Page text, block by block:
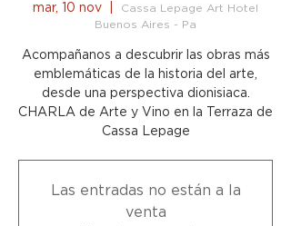
mar, 10 nov
Cassa Lepage Art Hotel
Buenos Aires - Pa
Acompañanos a descubrir las obras más
emblemáticas de la historia del arte,
desde una perspectiva dionisiaca.
CHARLA de Arte y Vino en la Terraza de
Cassa Lepage
Las entradas no están a la
venta